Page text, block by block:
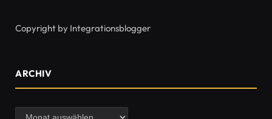
Copyright by Integrationsblogger
ARCHIV
Archiv